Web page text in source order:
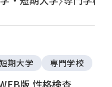
期大学 専門学校
版 性格検査